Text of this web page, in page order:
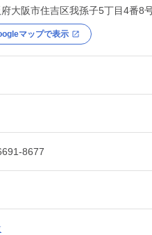
大阪市住吉区我孫子5丁目4番8
マップで表示
8677